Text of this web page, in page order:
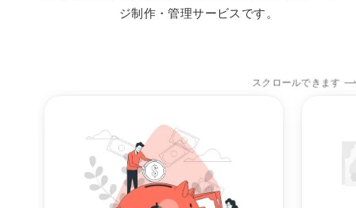
ジ制作・管理サービスです。
スクロールできます